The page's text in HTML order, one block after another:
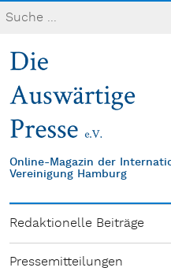
Online-Magazin der
Vereinigung Hamburg
Redaktionelle Beiträge
Pressemitteilungen